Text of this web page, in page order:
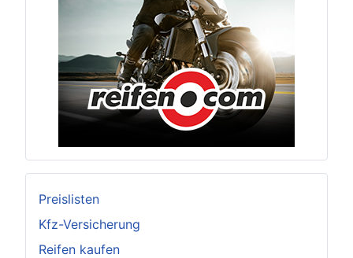
Preislisten
Kfz-Versicherung
Reifen kaufen